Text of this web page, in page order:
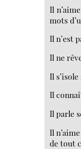
Il
mots
Il n’est
Il ne
Il
Il
Il parle
Il
de tout